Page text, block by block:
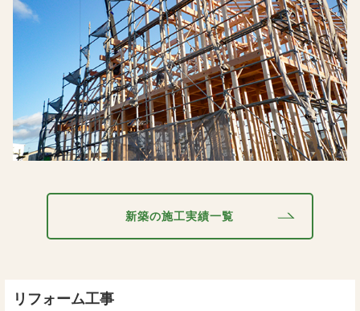
新築の施工実績一覧
リフォーム工事